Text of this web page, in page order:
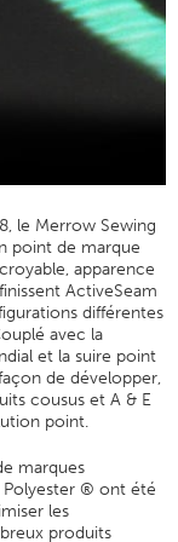
le Merrow Sewing
point de marque
apparence
ActiveSeam
différentes
avec la
et la suire point
de développer,
cousus et A & E
point.
marques
® ont été
les
produits